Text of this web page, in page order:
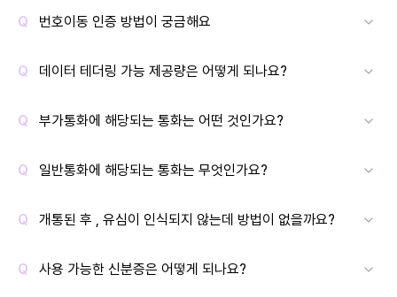
번호이동 인증 방법이 궁금해요
데이터 테더링 가능 제공량은 어떻게 되나요?
부가통화에 해당되는 통화는 어떤 것인가요?
일반통화에 해당되는 통화는 무엇인가요?
개통된 후 , 유심이 인식되지 않는데 방법이 없을까요?
사용 가능한 신분증은 어떻게 되나요?